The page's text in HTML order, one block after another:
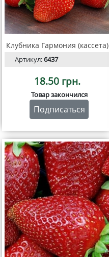
Клубника Гармония (кассета)
Артикул:6437
18.50 грн.
Товар закончился
Подписаться